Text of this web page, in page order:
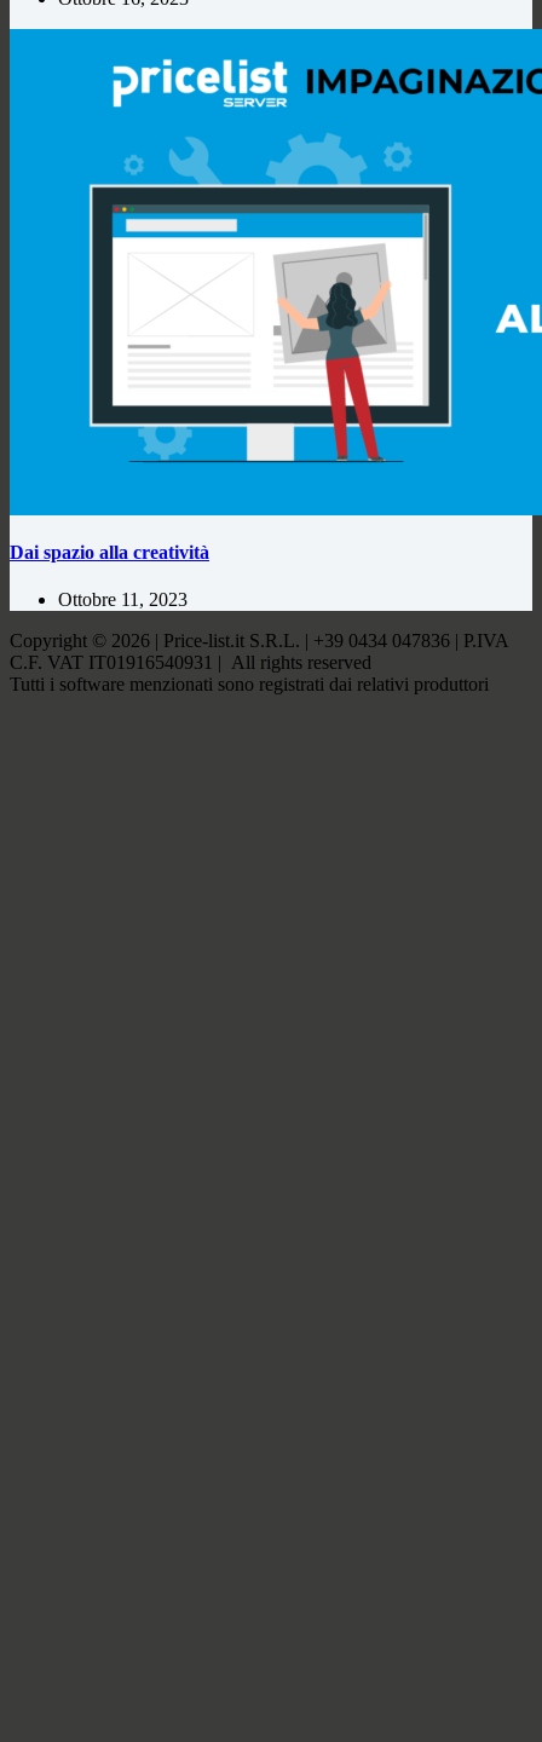
Dai spazio alla creatività
Ottobre 11, 2023
Copyright © 2026 | Price-list.it S.R.L. | +39 0434 047836 | P.IVA
C.F. VAT IT01916540931 | All rights reserved
Tutti i software menzionati sono registrati dai relativi produttori